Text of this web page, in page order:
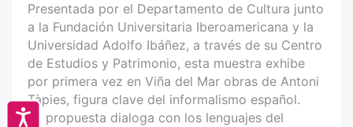
Accesibilidad
Presentada por el Departamento de Cultura junto
a la Fundación Universitaria Iberoamericana y la
Universidad Adolfo Ibáñez, a través de su Centro
de Estudios y Patrimonio, esta muestra exhibe
por primera vez en Viña del Mar obras de Antoni
Tàpies, figura clave del informalismo español.
La propuesta dialoga con los lenguajes del